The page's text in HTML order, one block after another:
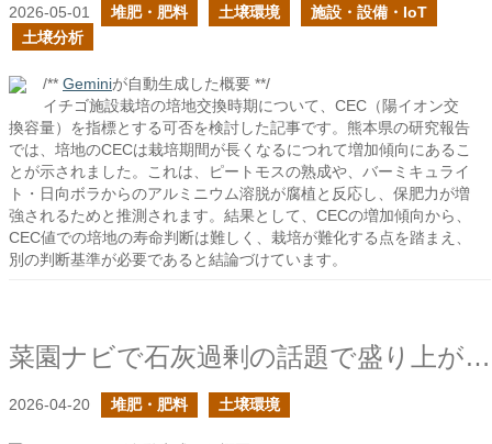
2026-05-01 堆肥・肥料 土壌環境
施設・設備・IoT
土壌分析
/** Geminiが自動生成した概要 **/
イチゴ施設栽培の培地交換時期について、CEC（陽イオン交
換容量）を指標とする可否を検討した記事です。熊本県の研究報告
では、培地のCECは栽培期間が長くなるにつれて増加傾向にあるこ
とが示されました。これは、ピートモスの熟成や、バーミキュライ
ト・日向ボラからのアルミニウム溶脱が腐植と反応し、保肥力が増
強されるためと推測されます。結果として、CECの増加傾向から、
CEC値での培地の寿命判断は難しく、栽培が難化する点を踏まえ、
別の判断基準が必要であると結論づけています。
菜園ナビで石灰過剰の話題で盛り上がっていて嬉しいの続き
2026-04-20 堆肥・肥料 土壌環境